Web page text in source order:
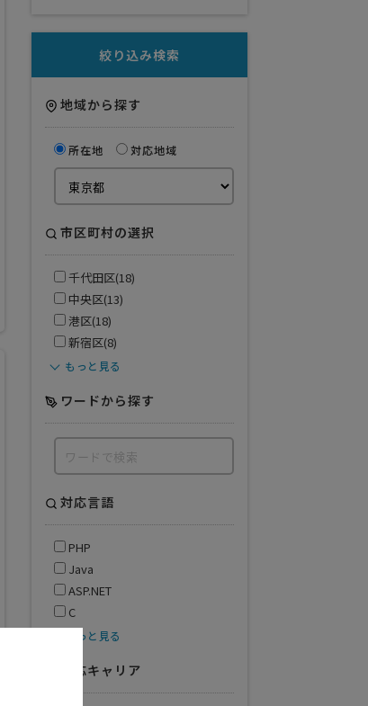
絞り込み検索
地域から探す
所在地 対応地域
市区町村の選択
千代田区(18)
中央区(13)
港区(18)
新宿区(8)
もっと見る
ワードから探す
対応言語
PHP
Java
ASP.NET
C
もっと見る
対応キャリア